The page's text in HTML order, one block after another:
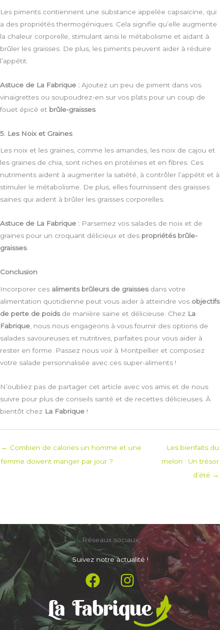
Les piments contiennent une substance appelée capsaïcine, qui
a des propriétés thermogéniques. Cela signifie qu’elle augmente
la chaleur corporelle, stimulant ainsi le métabolisme et aidant à
brûler les graisses. De plus, les piments peuvent aider à réduire
l’appétit.
Astuce de La Fabrique : Ajoutez un peu de piment dans vos
vinaigrettes ou soupoudrez-en sur vos plats pour un coup de
fouet épicé et brûle-graisses.
5. Les Noix et Graines
Les noix et les graines, comme les amandes, les noix de cajou et
les graines de chia, sont riches en protéines et en fibres. Ces
nutriments aident à augmenter la satiété, à contrôler l’appétit et à
stimuler le métabolisme. De plus, elles fournissent des graisses
saines qui aident à brûler les graisses corporelles.
Astuce de La Fabrique : Parsemez vos salades de noix et de
graines pour un croquant délicieux et des propriétés brûle-
graisses.
Conclusion
Incorporer ces aliments brûleurs de graissesdans votre
alimentation quotidienne peut vous aider à atteindre vos objectifs
de perte de poidsde manière saine et délicieuse. Chez La
Fabrique , nous nous engageons à vous fournir des options de
salades savoureuses et nutritives, parfaites pour vous aider à
rester en forme. Passez nous voir à Montpellier et composez
votre salade personnalisée avec ces super-aliments !
N’oubliez pas de partager cet article avec vos amis et de nous
suivre pour plus de conseils santé et de recettes délicieuses. À
bientôt chez La Fabrique !
← Combien de calories un homme et une
femme doivent manger par jour ?
Les bienfaits du
melon : Un trésor
d’été →
Réseaux sociaux
Suivez notre actualité !